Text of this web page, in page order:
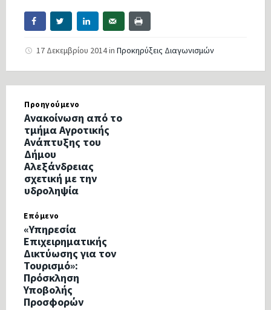
17 Δεκεμβρίου 2014in Προκηρύξεις Διαγωνισμών
Προηγούμενο
Ανακοίνωση από το
τμήμα Αγροτικής
Ανάπτυξης του
Δήμου
Αλεξάνδρειας
σχετική με την
υδροληψία
Επόμενο
«Υπηρεσία
Επιχειρηματικής
Δικτύωσης για τον
Τουρισμό»:
Πρόσκληση
Υποβολής
Προσφορών